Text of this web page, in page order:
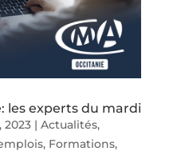
les experts du mardi
2023| Actualités,
, Formations,